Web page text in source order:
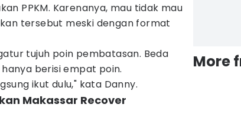
PPKM. Karenanya, mau tidak mau
tersebut meski dengan format
tujuh poin pembatasan. Beda
berisi empat poin.
ikut dulu," kata Danny.
Makassar Recover
More